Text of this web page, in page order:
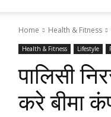
Home Health & Fitness
Health & Fitness Lifestyle
पालिसी
करे बीमा